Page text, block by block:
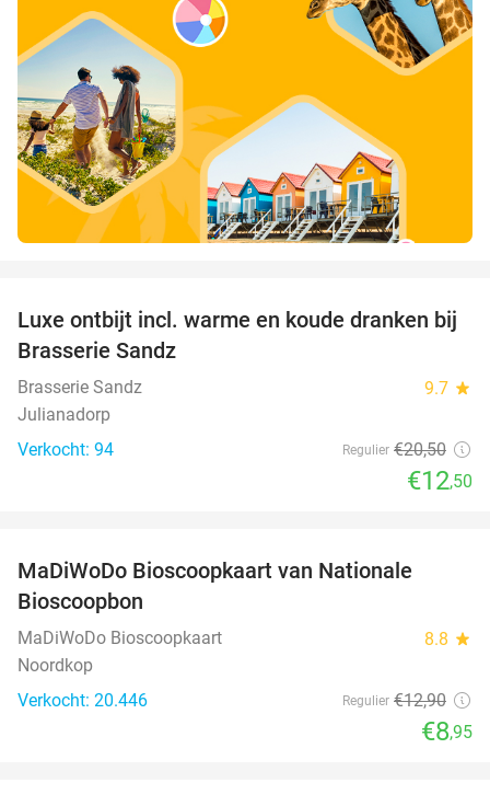
39%
Luxe ontbijt incl. warme en koude dranken bij
Brasserie Sandz
Brasserie Sandz 9.7 star
Julianadorp
Verkocht: 94
Regulier €20,50
€12,50
MaDiWoDo Bioscoopkaart van Nationale
Bioscoopbon
MaDiWoDo Bioscoopkaart 8.8 star
Noordkop
Verkocht: 20.446
Regulier €12,90
€8,95